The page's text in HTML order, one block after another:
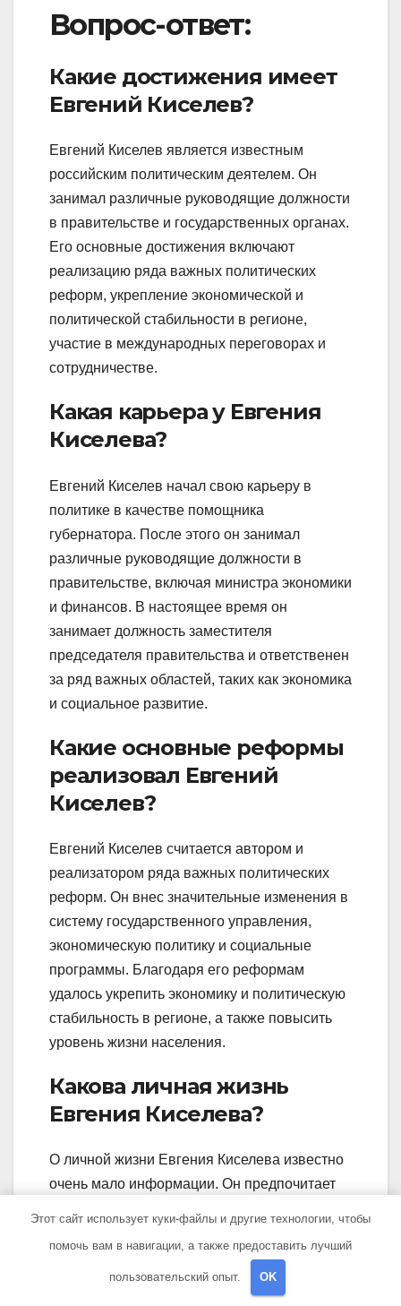
Вопрос-ответ:
Какие достижения имеет
Евгений Киселев?
Евгений Киселев является известным
российским политическим деятелем. Он
занимал различные руководящие должности
в правительстве и государственных органах.
Его основные достижения включают
реализацию ряда важных политических
реформ, укрепление экономической и
политической стабильности в регионе,
участие в международных переговорах и
сотрудничестве.
Какая карьера у Евгения
Киселева?
Евгений Киселев начал свою карьеру в
политике в качестве помощника
губернатора. После этого он занимал
различные руководящие должности в
правительстве, включая министра экономики
и финансов. В настоящее время он
занимает должность заместителя
председателя правительства и ответственен
за ряд важных областей, таких как экономика
и социальное развитие.
Какие основные реформы
реализовал Евгений
Киселев?
Евгений Киселев считается автором и
реализатором ряда важных политических
реформ. Он внес значительные изменения в
систему государственного управления,
экономическую политику и социальные
программы. Благодаря его реформам
удалось укрепить экономику и политическую
стабильность в регионе, а также повысить
уровень жизни населения.
Какова личная жизнь
Евгения Киселева?
О личной жизни Евгения Киселева известно
очень мало информации. Он предпочитает
публичностью. Единственное, что известно,
что он состоит в браке и имеет детей.
Этот сайт использует куки-файлы и другие технологии, чтобы
помочь вам в навигации, а также предоставить лучший
пользовательский опыт. OK